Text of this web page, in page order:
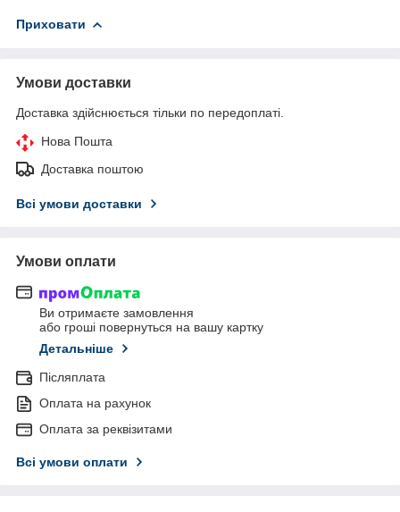
Приховати
Умови доставки
Доставка здійснюється тільки по передоплаті.
Нова Пошта
Доставка поштою
Всі умови доставки
Умови оплати
Ви отримаєте замовлення
або гроші повернуться на вашу картку
Детальніше
Післяплата
Оплата на рахунок
Оплата за реквізитами
Всі умови оплати